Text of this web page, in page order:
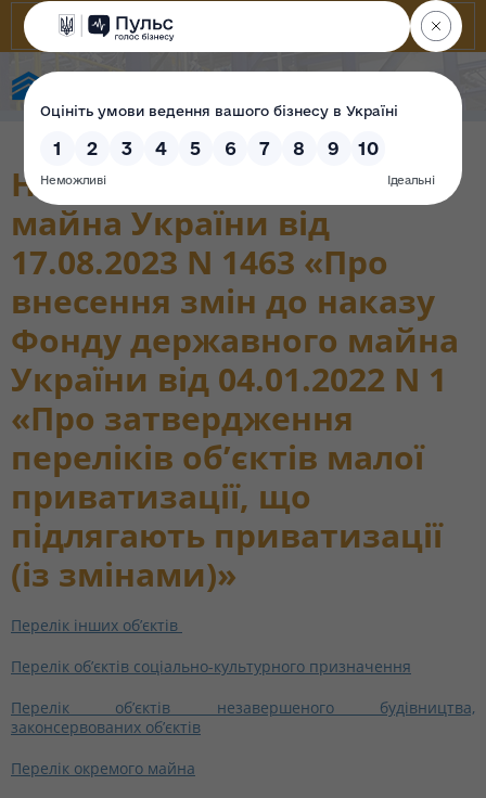
Наказ Фонду державного
майна України від
17.08.2023 N 1463 «Про
внесення змін до наказу
Фонду державного майна
України від 04.01.2022 N 1
«Про затвердження
переліків об’єктів малої
приватизації, що
підлягають приватизації
(із змінами)»
Перелік інших об’єктів
Перелік об’єктів соціально-культурного призначення
Перелік об’єктів незавершеного будівництва,
законсервованих об’єктів
Перелік окремого майна